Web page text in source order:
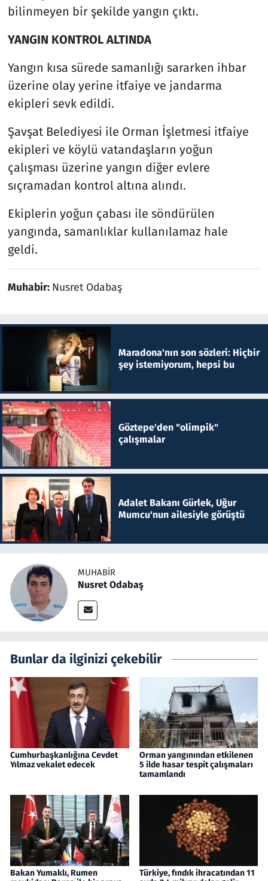
bilinmeyen bir şekilde yangın çıktı.
YANGIN KONTROL ALTINDA
Yangın kısa sürede samanlığı sararken ihbar
üzerine olay yerine itfaiye ve jandarma
ekipleri sevk edildi.
Şavşat Belediyesi ile Orman İşletmesi itfaiye
ekipleri ve köylü vatandaşların yoğun
çalışması üzerine yangın diğer evlere
sıçramadan kontrol altına alındı.
Ekiplerin yoğun çabası ile söndürülen
yangında, samanlıklar kullanılamaz hale
geldi.
Muhabir: Nusret Odabaş
Maradona'nın son sözleri: Hiçbir
şey istemiyorum, hepsi bu
Göztepe'den "olimpik"
çalışmalar
Adalet Bakanı Gürlek, Uğur
Mumcu'nun ailesiyle görüştü
MUHABIR
Nusret Odabaş
Bunlar da ilginizi çekebilir
Cumhurbaşkanlığına Cevdet
Yılmaz vekalet edecek
Orman yangınından etkilenen
5 ilde hasar tespit çalışmaları
tamamlandı
Bakan Yumaklı, Rumen
Türkiye, fındık ihracatından 11
Teknoloji ve Bilim